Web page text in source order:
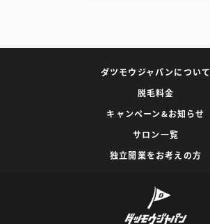
ダツモウジャパンについて
脱毛料金
キャンペーン&お知らせ
サロン一覧
独立開業をお考えの方